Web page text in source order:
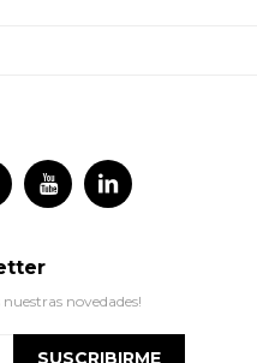
 
novedades!